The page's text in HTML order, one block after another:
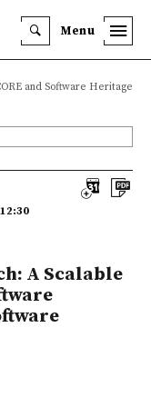
Menu
and Software Heritage
A Scalable